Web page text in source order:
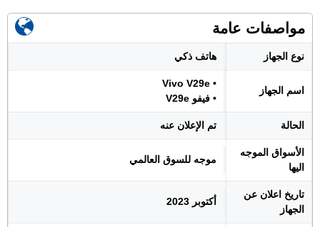
مواصفات عامة
نوع الجهاز هاتف ذكي
اسم الجهاز
• Vivo V29e
• فيفو V29e
الحالة تم الإعلان عنه
الأسواق الموجه
اليها
موجه للسوق العالمي
تاريخ اعلان عن
الجهاز
أكتوبر 2023